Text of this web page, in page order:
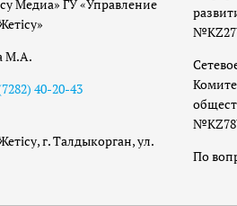
Медиа» ГУ «Управление
М.А.
40-20-43
г. Талдыкорган, ул.
По